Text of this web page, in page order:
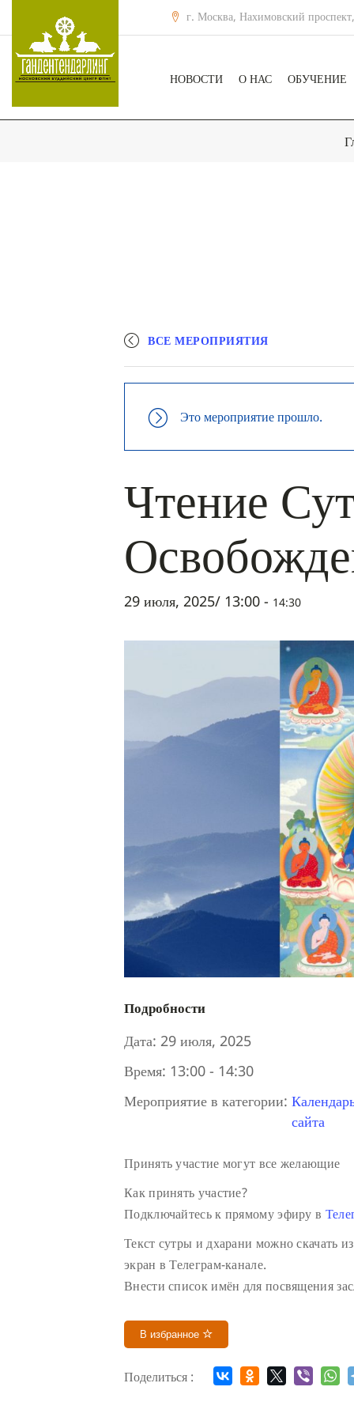
г. Москва, Нахимовский
НОВОСТИ О НАС ОБУЧЕНИЕ
ВСЕ МЕРОПРИЯТИЯ
Это мероприятие прошло.
Чтение
29 июля, 2025/ 13:00 - 14:30
Подробности
Дата: 29 июля, 2025
Время: 13:00 - 14:30
Мероприятие в категории:
сайта
Принять участие могут все желающие
Как принять участие?
Подключайтесь к прямому эфиру в
Текст сутры и дхарани можно скачать
экран в Телеграм-канале.
Внести список имён для посвящения
В избранное
Поделиться :